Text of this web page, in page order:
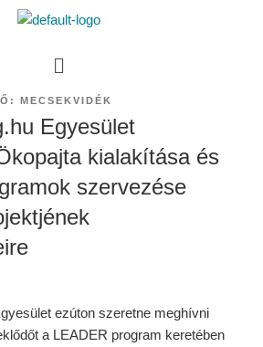
MECSEKVIDÉK
Egyesület
kialakítása és
szervezése
ezúton szeretne meghívni
a LEADER program keretében